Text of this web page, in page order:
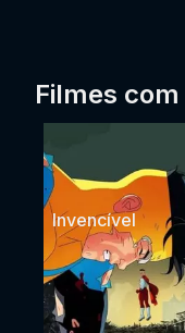
Filmes
Invencível